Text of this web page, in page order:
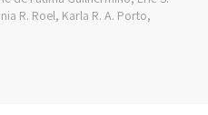
R. Roel, Karla R. A. Porto,